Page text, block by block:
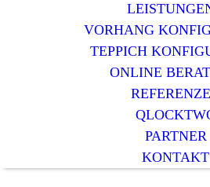
VORHANG
TEPPICH
ONLINE
PARTNER
KONTAKT